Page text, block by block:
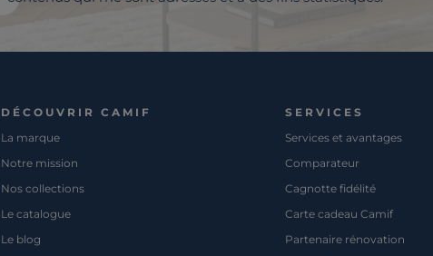
DÉCOUVRIR CAMIF
La marque
Notre mission
Nos collections
Le catalogue
Le blog
SERVICES
Services et avantages
Comparateur
Cagnotte fidélité
Carte cadeau Camif
Partenaire rénovation